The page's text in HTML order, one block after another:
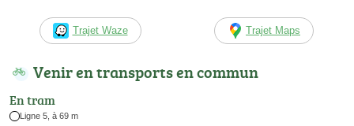
Trajet Waze Trajet Maps
Venir en transports en commun
En tram
Ligne 5, à 69 m